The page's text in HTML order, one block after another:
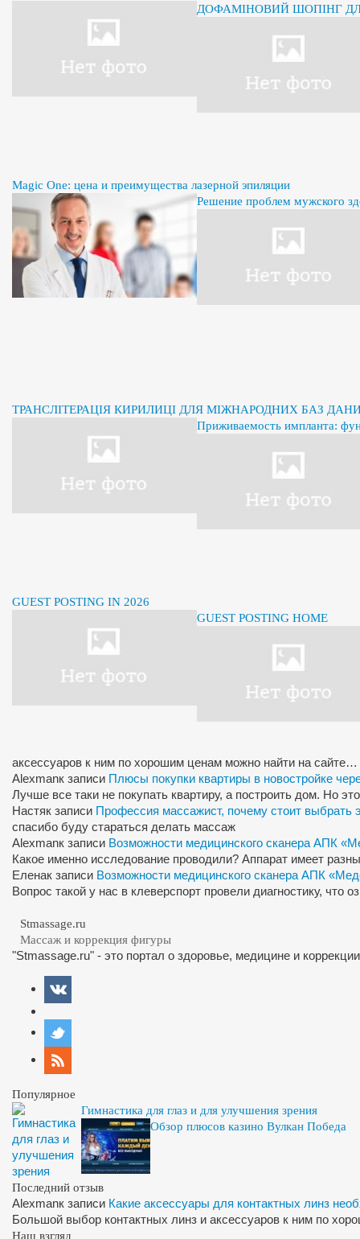
ДОФАМІНОВИЙ ШОПІНГ
Magic One: цена и преимущества лазерной эпиляции
Решение проблем мужского
ТРАНСЛІТЕРАЦІЯ КИРИЛИЦІ ДЛЯ МІЖНАРОДНИХ БАЗ
Приживаемость импланта:
GUEST POSTING IN 2026
GUEST POSTING HOME
аксессуаров к ним по хорошим ценам можно найти на сайте…
Alexmanк записи Плюсы покупки квартиры в новостройке
Лучше все таки не покупать квартиру, а построить дом. Но
Настяк записи Профессия массажист, почему стоит выбрать
спасибо буду стараться делать массаж
Alexmanк записи Возможности медицинского сканера АПК
Какое именно исследование проводили? Аппарат имеет
Еленак записи Возможности медицинского сканера АПК
Вопрос такой у нас в клеверспорт провели диагностику, что
Stmassage.ru
Массаж и коррекция фигуры
"Stmassage.ru" - это портал о здоровье, медицине и
Популярное
Гимнастика для глаз и для улучшения зрения
Обзор плюсов казино Вулкан Победа
Последний отзыв
Alexmanк записи Какие аксессуары для контактных линз
Большой выбор контактных линз и аксессуаров к ним по
Наш взгляд